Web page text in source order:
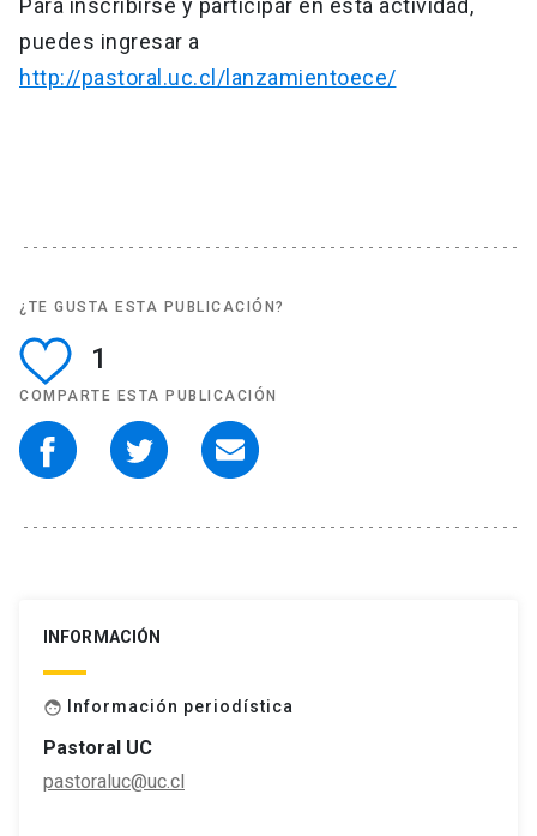
Para inscribirse y participar en esta actividad,
puedes ingresar a
http://pastoral.uc.cl/lanzamientoece/
¿TE GUSTA ESTA PUBLICACIÓN?
1
COMPARTE ESTA PUBLICACIÓN
INFORMACIÓN
face Información periodística
Pastoral UC
pastoraluc@uc.cl